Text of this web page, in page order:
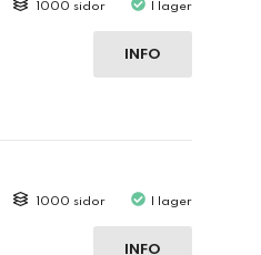
1000 sidor I lager
INFO
1000 sidor I lager
INFO